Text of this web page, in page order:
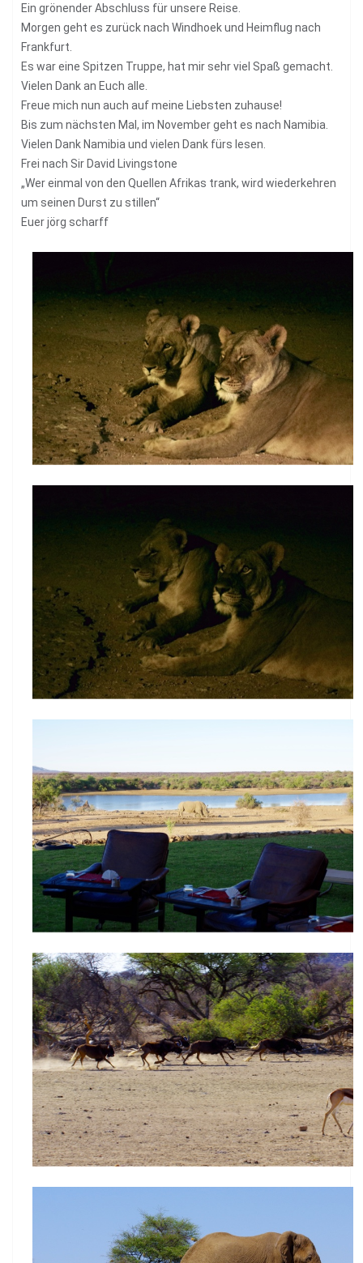
Ein grönender Abschluss für unsere Reise.
Morgen geht es zurück nach Windhoek und Heimflug nach
Frankfurt.
Es war eine Spitzen Truppe, hat mir sehr viel Spaß gemacht.
Vielen Dank an Euch alle.
Freue mich nun auch auf meine Liebsten zuhause!
Bis zum nächsten Mal, im November geht es nach Namibia.
Vielen Dank Namibia und vielen Dank fürs lesen.
Frei nach Sir David Livingstone
„Wer einmal von den Quellen Afrikas trank, wird wiederkehren
um seinen Durst zu stillen“
Euer jörg scharff